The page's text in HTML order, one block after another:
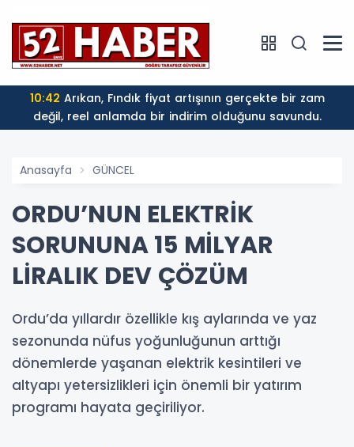
10:42
değil, reel anlamda bir indirim olduğunu savundu.
Anasayfa GÜNCEL
ORDU’NUN ELEKTRİK
SORUNUNA 15 MİLYAR
LİRALIK DEV ÇÖZÜM
Ordu’da yıllardır özellikle kış aylarında ve yaz
sezonunda nüfus yoğunluğunun arttığı
dönemlerde yaşanan elektrik kesintileri ve
altyapı yetersizlikleri için önemli bir yatırım
programı hayata geçiriliyor.